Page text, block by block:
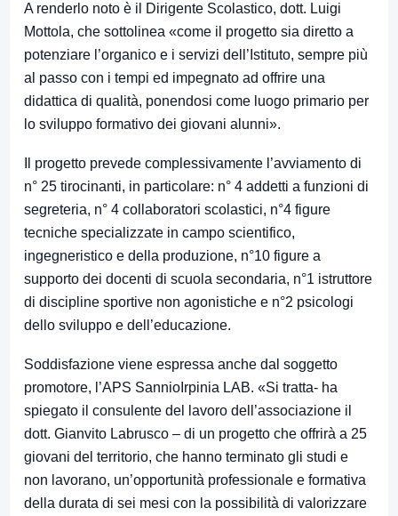
A renderlo noto è il Dirigente Scolastico, dott. Luigi
Mottola, che sottolinea «come il progetto sia diretto a
potenziare l’organico e i servizi dell’Istituto, sempre più
al passo con i tempi ed impegnato ad offrire una
didattica di qualità, ponendosi come luogo primario per
lo sviluppo formativo dei giovani alunni».
Il progetto prevede complessivamente l’avviamento di
n° 25 tirocinanti, in particolare: n° 4 addetti a funzioni di
segreteria, n° 4 collaboratori scolastici, n°4 figure
tecniche specializzate in campo scientifico,
ingegneristico e della produzione, n°10 figure a
supporto dei docenti di scuola secondaria, n°1 istruttore
di discipline sportive non agonistiche e n°2 psicologi
dello sviluppo e dell’educazione.
Soddisfazione viene espressa anche dal soggetto
promotore, l’APS SannioIrpinia LAB. «Si tratta- ha
spiegato il consulente del lavoro dell’associazione il
dott. Gianvito Labrusco – di un progetto che offrirà a 25
giovani del territorio, che hanno terminato gli studi e
non lavorano, un’opportunità professionale e formativa
della durata di sei mesi con la possibilità di valorizzare